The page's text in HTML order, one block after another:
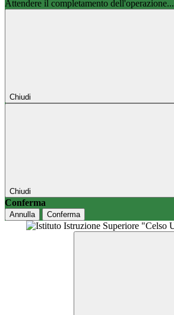
Attendere il completamento dell'operazione...
Chiudi
Chiudi
Conferma
Annulla Conferma